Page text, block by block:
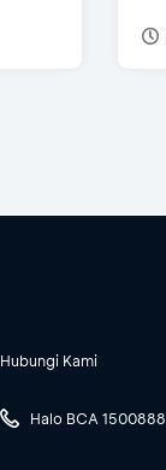
Hubungi Kami
Halo BCA 1500888